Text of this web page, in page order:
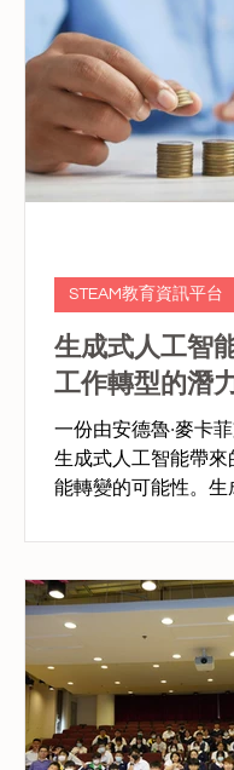
生成式人工智
工作轉型的潛
一份由安德魯·麥卡
生成式人工智能帶來
能轉變的可能性。生
等歷史創新，可以
STEAM教育資訊平台